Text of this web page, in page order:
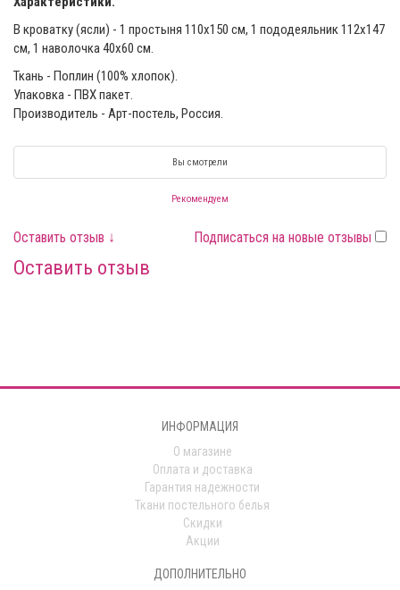
В кроватку (ясли) - 1 простыня 110х150 см, 1 пододеяльник 112х147
см, 1 наволочка 40х60 см.
Ткань - Поплин (100% хлопок).
Упаковка - ПВХ пакет.
Производитель - Арт-постель, Россия.
Вы смотрели
Рекомендуем
Подписаться на новые отзывы
Оставить отзыв ↓
Оставить отзыв
ИНФОРМАЦИЯ
О магазине
Оплата и доставка
Гарантия надежности
Ткани постельного белья
Скидки
Акции
ДОПОЛНИТЕЛЬНО